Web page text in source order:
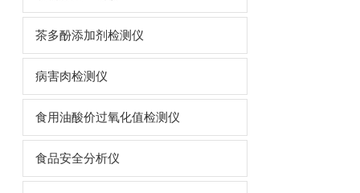
茶多酚添加剂检测仪
病害肉检测仪
食用油酸价过氧化值检测仪
食品安全分析仪